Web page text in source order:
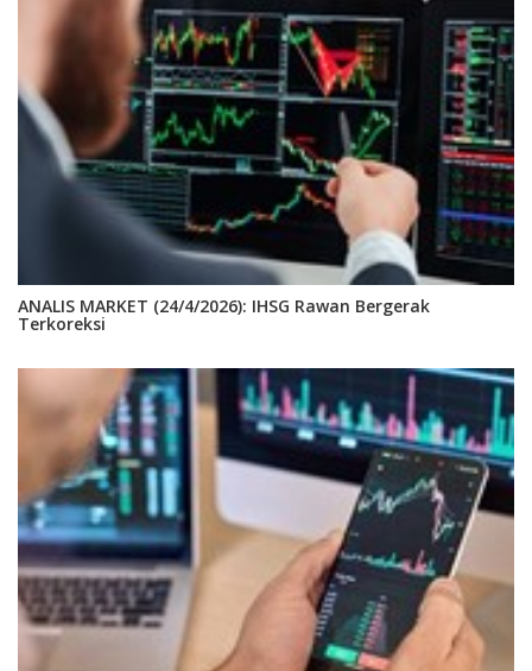
ANALIS MARKET (24/4/2026): IHSG Rawan Bergerak
Terkoreksi